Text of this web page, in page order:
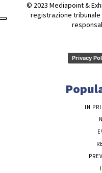
© 2023 Mediapoint &
registrazione tribunale
Privacy
IN